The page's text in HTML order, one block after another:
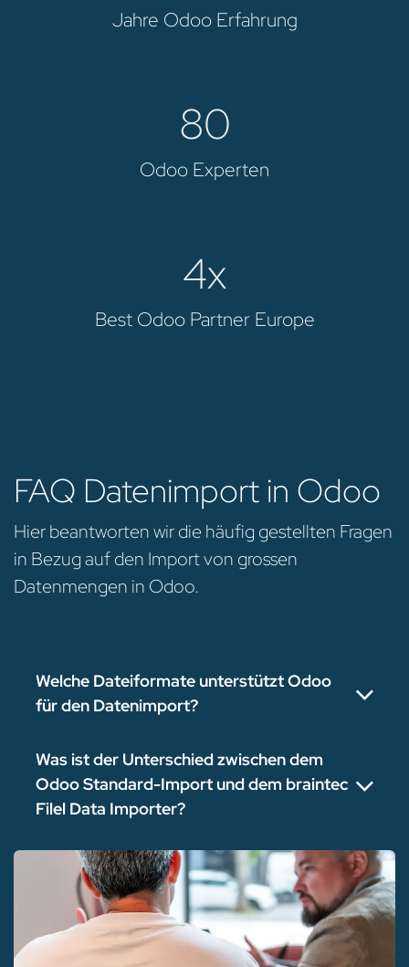
Jahre Odoo Erfahrung
80
Odoo Experten
4x
Best Odoo Partner Europe
FAQ Datenimport in Odoo
Hier beantworten wir die häufig gestellten Fragen
in Bezug auf den Import von grossen
Datenmengen in Odoo.
Welche Dateiformate unterstützt Odoo
für den Datenimport?
Was ist der Unterschied zwischen dem
Odoo Standard-Import und dem braintec
Filel Data Importer?